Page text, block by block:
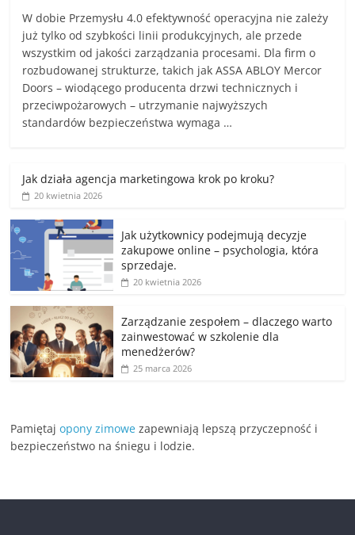
W dobie Przemysłu 4.0 efektywność operacyjna nie zależy
już tylko od szybkości linii produkcyjnych, ale przede
wszystkim od jakości zarządzania procesami. Dla firm o
rozbudowanej strukturze, takich jak ASSA ABLOY Mercor
Doors – wiodącego producenta drzwi technicznych i
przeciwpożarowych – utrzymanie najwyższych
standardów bezpieczeństwa wymaga …
Jak działa agencja marketingowa krok po kroku?
20 kwietnia 2026
Jak użytkownicy podejmują decyzje
zakupowe online – psychologia, która
sprzedaje.
20 kwietnia 2026
Zarządzanie zespołem – dlaczego warto
zainwestować w szkolenie dla
menedżerów?
25 marca 2026
Pamiętajopony zimowe zapewniają lepszą przyczepność i
bezpieczeństwo na śniegu i lodzie.